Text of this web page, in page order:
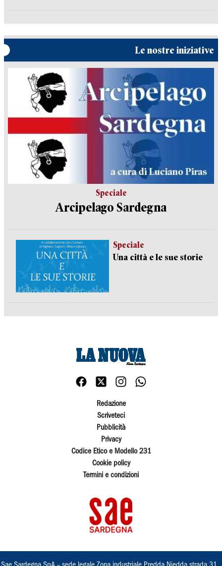
Le nostre iniziative
Speciale
Arcipelago Sardegna
Speciale
Una città e le sue storie
Redazione
Scriveteci
Pubblicità
Privacy
Codice Etico e Modello 231
Cookie policy
Termini e condizioni